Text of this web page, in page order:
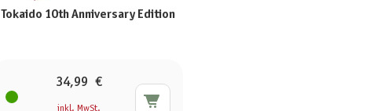
Tokaido 10th Anniversary Edition
34,99 €
inkl. MwSt.